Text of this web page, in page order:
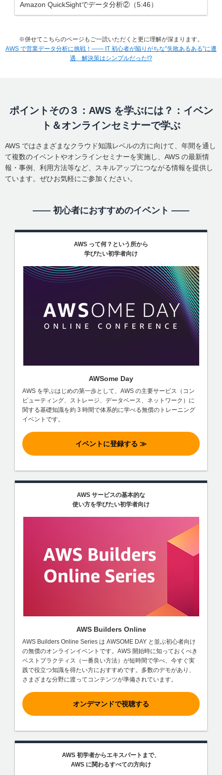
Amazon QuickSightでデータ分析②（5:46）
※併せてこちらのページもご一読いただくと更に理解が深まります。
AWS で営業データ分析に挑戦！―― IT 初心者が陥りがちな”失敗あるある”に遭
遇 解決策はシンプルだった!?
ポイントその３：AWS を学ぶには？：イベン
ト＆オンラインセミナーで学ぶ
AWS ではさまざまなクラウド知識レベルの方に向けて、年間を通し
て複数のイベントやオンラインセミナーを実施し、AWS の最新情
報・事例、利用方法等など、スキルアップにつながる情報を提供し
ています。ぜひお気軽にご参加ください。
―― 初心者におすすめのイベント ――
AWS って何？という所から
学びたい初学者向け
AWSome Day
AWS を学ぶはじめの第一歩として、AWS の主要サービス（コン
ピューティング、ストレージ、データベース、ネットワーク）に
関する基礎知識を約 3 時間で体系的に学べる無償のトレーニング
イベントです。
イベントに登録する ≫
AWS サービスの基本的な
使い方を学びたい初学者向け
AWS Builders Online
AWS Builders Online Series は AWSOME DAY と並ぶ初心者向け
の無償のオンラインイベントです。AWS 開始時に知っておくべき
ベストプラクティス（一番良い方法）が短時間で学べ、今すぐ実
践で役立つ知識を得たい方におすすめです。多数のデモがあり、
さまざまな分野に渡ってコンテンツが準備されています。
オンデマンドで視聴する
AWS 初学者からエキスパートまで、
AWS に関わるすべての方向け